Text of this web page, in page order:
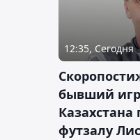
12:35, Сегодня
бывший
Казахстана
футзалу